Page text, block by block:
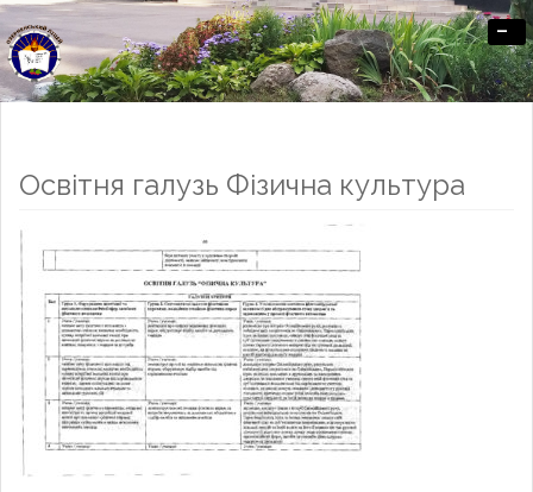
Офіційний сайт Озерненського ліцею
-
Освітня галузь Фізична культура